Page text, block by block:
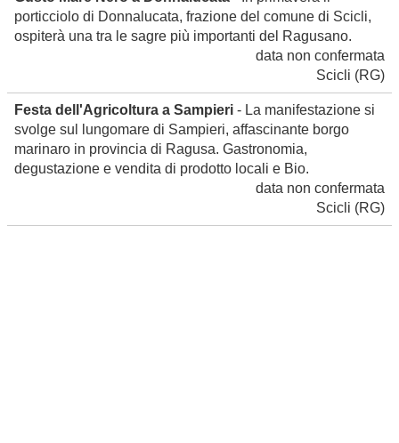
porticciolo di Donnalucata, frazione del comune di Scicli,
ospiterà una tra le sagre più importanti del Ragusano.
data non confermata
Scicli (RG)
Festa dell'Agricoltura a Sampieri - La manifestazione si
svolge sul lungomare di Sampieri, affascinante borgo
marinaro in provincia di Ragusa. Gastronomia,
degustazione e vendita di prodotto locali e Bio.
data non confermata
Scicli (RG)